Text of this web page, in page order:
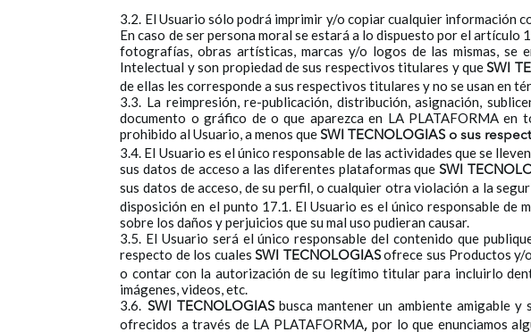
3.2. El Usuario sólo podrá imprimir y/o copiar cualquier información
En caso de ser persona moral se estará a lo dispuesto por el artículo
fotografías, obras artísticas, marcas y/o logos de las mismas, se
Intelectual y son propiedad de sus respectivos titulares y queSWI
de ellas les corresponde a sus respectivos titulares y no se usan en
3.3. La reimpresión, re-publicación, distribución, asignación,
documento o gráfico de o que aparezca en LA PLATAFORMA
prohibido al Usuario, a menos queSWI TECNOLOGIASo sus
3.4. El Usuario es el único responsable de las actividades que se
sus datos de acceso a las diferentes plataformas queSWI
sus datos de acceso, de su perfil, o cualquier otra violación a la
disposición en el punto 17.1. El Usuario es el único responsable
sobre los daños y perjuicios que su mal uso pudieran causar.
3.5. El Usuario será el único responsable del contenido que
respecto de los cualesSWI TECNOLOGIASofrece sus Productos y/
o contar con la autorización de su legítimo titular para incluirlo
imágenes, videos, etc.
3.6. SWI TECNOLOGIASbusca mantener un ambiente amigable y
ofrecidos a través de LA PLATAFORMA,por lo que enunciamos